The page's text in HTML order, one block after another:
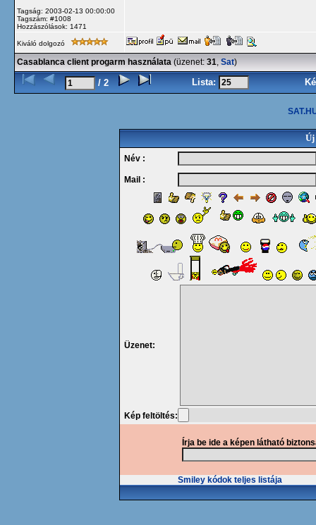
Tagság: 2003-02-13 00:00:00
Tagszám: #1008
Hozzászólások: 1471
Kiváló dolgozó
Casablanca client progarm használata (üzenet: 31, Sat)
/ 2 Lista:
Új
Név :
Mail :
Üzenet:
Kép feltöltés:
Írja be ide a képen látható
Smiley kódok teljes listája